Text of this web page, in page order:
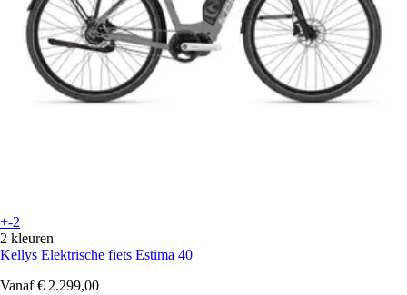
+-2
2 kleuren
Kellys Elektrische fiets Estima 40
Vanaf € 2.299,00